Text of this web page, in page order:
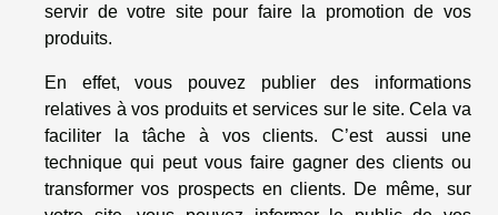
servir de votre site pour faire la promotion de vos
produits.
En effet, vous pouvez publier des informations
relatives à vos produits et services sur le site. Cela va
faciliter la tâche à vos clients. C’est aussi une
technique qui peut vous faire gagner des clients ou
transformer vos prospects en clients. De même, sur